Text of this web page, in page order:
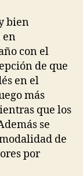
bien
en
con el
de que
en el
más
que los
se
de
por